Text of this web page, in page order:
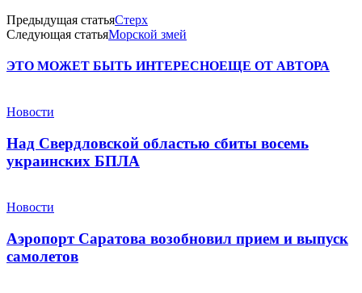
Предыдущая статьяСтерх
Следующая статьяМорской змей
ЭТО МОЖЕТ БЫТЬ ИНТЕРЕСНОЕЩЕ ОТ АВТОРА
Новости
Над Свердловской областью сбиты восемь
украинских БПЛА
Новости
Аэропорт Саратова возобновил прием и выпуск
самолетов